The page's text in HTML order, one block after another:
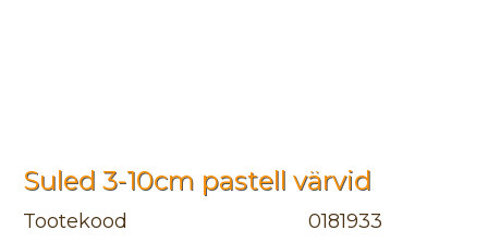
Suled 3-10cm pastell värvid
Tootekood
0181933